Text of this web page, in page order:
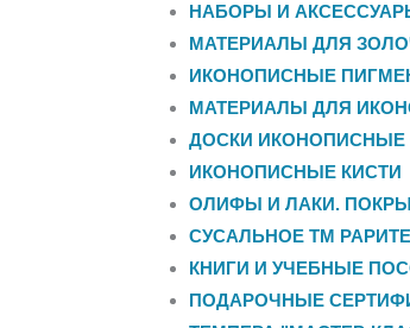
НАБОРЫ И
МАТЕРИАЛЫ ДЛЯ
ИКОНОПИСНЫЕ
МАТЕРИАЛЫ ДЛЯ
ДОСКИ ИКОНОПИСНЫЕ
ИКОНОПИСНЫЕ КИСТИ
ОЛИФЫ И ЛАКИ.
СУСАЛЬНОЕ ТМ
КНИГИ И УЧЕБНЫЕ
ПОДАРОЧНЫЕ